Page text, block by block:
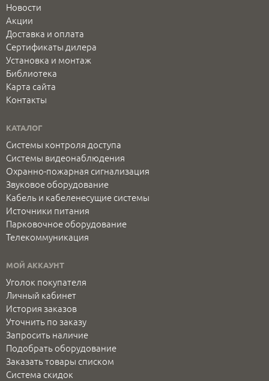
Новости
Акции
Доставка и оплата
Сертификаты дилера
Установка и монтаж
Библиотека
Карта сайта
Контакты
КАТАЛОГ
Системы контроля доступа
Системы видеонаблюдения
Охранно-пожарная сигнализация
Звуковое оборудование
Кабель и кабеленесущие системы
Источники питания
Парковочное оборудование
Телекоммуникация
МОЙ АККАУНТ
Уголок покупателя
Личный кабинет
История заказов
Уточнить по заказу
Запросить наличие
Подобрать оборудование
Заказать товары списком
Система скидок